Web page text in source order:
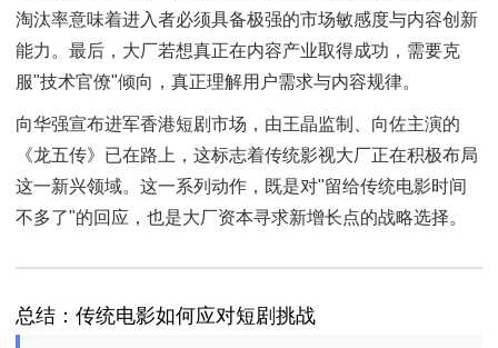
淘汰率意味着进入者必须具备极强的市场敏感度与内容创新
能力。最后，大厂若想真正在内容产业取得成功，需要克
服"技术官僚"倾向，真正理解用户需求与内容规律。
向华强宣布进军香港短剧市场，由王晶监制、向佐主演的
《龙五传》已在路上，这标志着传统影视大厂正在积极布局
这一新兴领域。这一系列动作，既是对"留给传统电影时间
不多了"的回应，也是大厂资本寻求新增长点的战略选择。
总结：传统电影如何应对短剧挑战